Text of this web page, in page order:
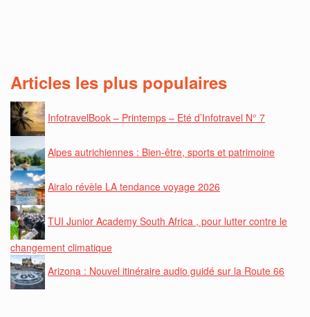
Articles les plus populaires
InfotravelBook – Printemps – Eté d’Infotravel N° 7
Alpes autrichiennes : Bien-être, sports et patrimoine
Airalo révèle LA tendance voyage 2026
TUI Junior Academy South Africa , pour lutter contre le
changement climatique
Arizona : Nouvel itinéraire audio guidé sur la Route 66